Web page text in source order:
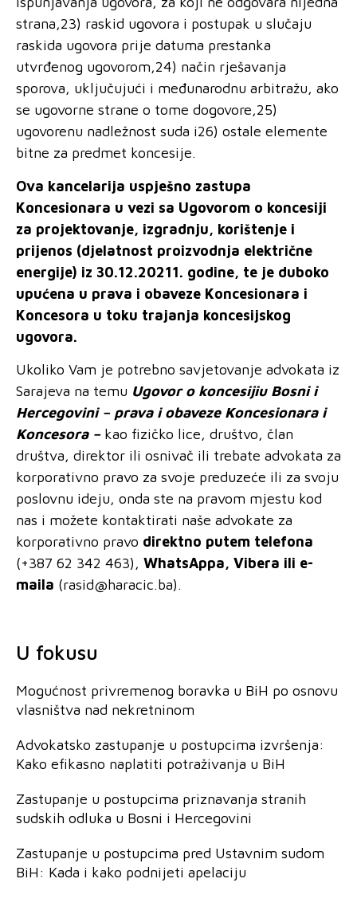
strana,23) raskid ugovora i postupak u slučaju
raskida ugovora prije datuma prestanka
utvrđenog ugovorom,24) način rješavanja
sporova, uključujući i međunarodnu arbitražu, ako
se ugovorne strane o tome dogovore,25)
ugovorenu nadležnost suda i26) ostale elemente
bitne za predmet koncesije.
Ova kancelarija uspješno zastupa
Koncesionara u vezi sa Ugovorom o koncesiji
za projektovanje, izgradnju, korištenje i
prijenos (djelatnost proizvodnja električne
energije) iz 30.12.20211. godine, te je duboko
upućena u prava i obaveze Koncesionara i
Koncesora u toku trajanja koncesijskog
ugovora.
Ukoliko Vam je potrebno savjetovanje advokata iz
Sarajeva na temu Ugovor o koncesijiu Bosni i
Hercegovini – prava i obaveze Koncesionara i
Koncesora – kao fizičko lice, društvo, član
društva, direktor ili osnivač ili trebate advokata za
korporativno pravo za svoje preduzeće ili za svoju
poslovnu ideju, onda ste na pravom mjestu kod
nas i možete kontaktirati naše advokate za
korporativno pravo direktno putem telefona
(+387 62 342 463), WhatsAppa, Vibera ili e-
maila (rasid@haracic.ba).
U fokusu
Mogućnost privremenog boravka u BiH po osnovu
vlasništva nad nekretninom
Advokatsko zastupanje u postupcima izvršenja:
Kako efikasno naplatiti potraživanja u BiH
Zastupanje u postupcima priznavanja stranih
sudskih odluka u Bosni i Hercegovini
Zastupanje u postupcima pred Ustavnim sudom
BiH: Kada i kako podnijeti apelaciju